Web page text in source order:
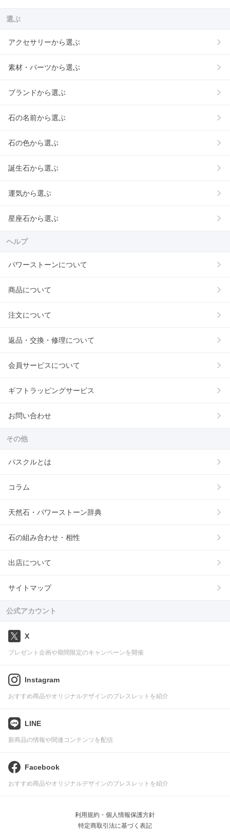
選ぶ
アクセサリーから選ぶ
素材・パーツから選ぶ
ブランドから選ぶ
石の名前から選ぶ
石の色から選ぶ
誕生石から選ぶ
運気から選ぶ
星座石から選ぶ
ヘルプ
パワーストーンについて
商品について
注文について
返品・交換・修理について
会員サービスについて
ギフトラッピングサービス
お問い合わせ
その他
パスクルとは
コラム
天然石・パワーストーン辞典
石の組み合わせ・相性
出店について
サイトマップ
公式アカウント
X
プレゼント企画や期間限定のキャンペーンを開催
Instagram
おすすめ商品やオリジナルデザインのブレスレットを紹介
LINE
新商品の情報や関連コンテンツを配信
Facebook
おすすめ商品やオリジナルデザインのブレスレットを紹介
利用規約・個人情報保護方針
特定商取引法に基づく表記